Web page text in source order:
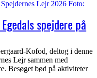
spejdere på
Kofod, deltog i denne
Lejr sammen med
Besøget bød på aktiviteter